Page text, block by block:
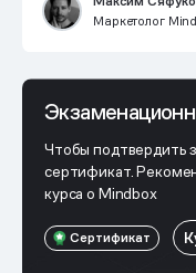
Маркетолог
Чтобы подтвердить
сертификат.
курса о Mindbox
Сертификат